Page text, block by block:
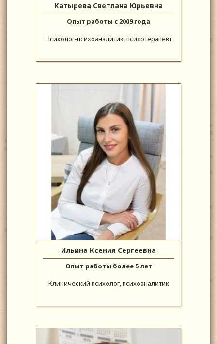
Катырева Светлана Юрьевна
Опыт работы с 2009 года
Психолог-психоаналитик, психотерапевт
Ильина Ксения Сергеевна
Опыт работы более 5 лет
Клинический психолог, психоаналитик